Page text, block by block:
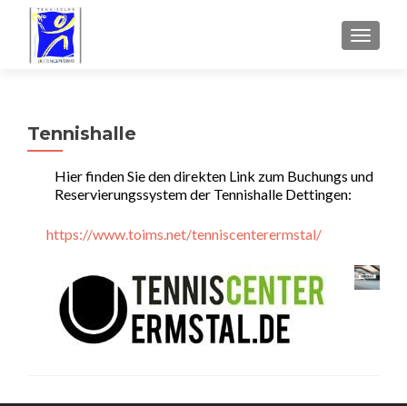
Tennishalle
Hier finden Sie den direkten Link zum Buchungs und
Reservierungssystem der Tennishalle Dettingen:
https://www.toims.net/tenniscenterermstal/